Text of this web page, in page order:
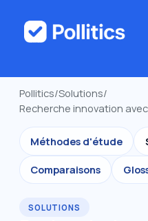
Pollitics/Solutions/
Recherche innovation
Méthodes d'étude
Comparaisons
SOLUTIONS